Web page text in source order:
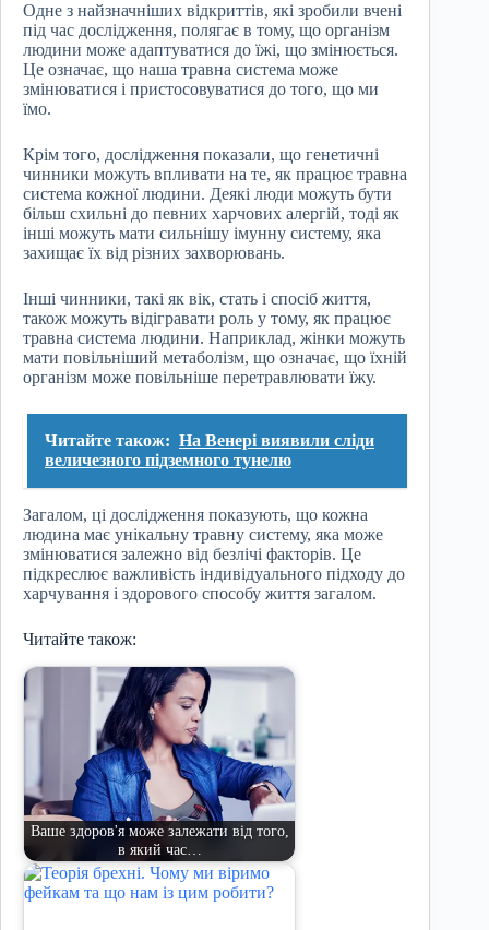
Одне з найзначніших відкриттів, які зробили вчені
під час дослідження, полягає в тому, що організм
людини може адаптуватися до їжі, що змінюється.
Це означає, що наша травна система може
змінюватися і пристосовуватися до того, що ми
їмо.
Крім того, дослідження показали, що генетичні
чинники можуть впливати на те, як працює травна
система кожної людини. Деякі люди можуть бути
більш схильні до певних харчових алергій, тоді як
інші можуть мати сильнішу імунну систему, яка
захищає їх від різних захворювань.
Інші чинники, такі як вік, стать і спосіб життя,
також можуть відігравати роль у тому, як працює
травна система людини. Наприклад, жінки можуть
мати повільніший метаболізм, що означає, що їхній
організм може повільніше перетравлювати їжу.
Читайте також: На Венері виявили сліди
величезного підземного тунелю
Загалом, ці дослідження показують, що кожна
людина має унікальну травну систему, яка може
змінюватися залежно від безлічі факторів. Це
підкреслює важливість індивідуального підходу до
харчування і здорового способу життя загалом.
Читайте також:
Ваше здоров'я може залежати від того,
в який час…